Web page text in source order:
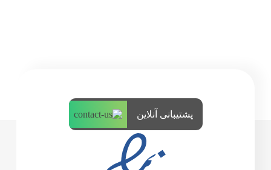
پشتیبانی آنلاین